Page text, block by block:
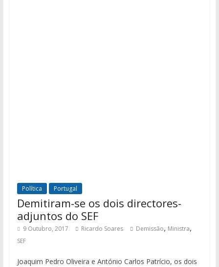
Política Portugal
Demitiram-se os dois directores-
adjuntos do SEF
9 Outubro, 2017 Ricardo Soares Demissão, Ministra,
SEF
Joaquim Pedro Oliveira e António Carlos Patrício, os dois